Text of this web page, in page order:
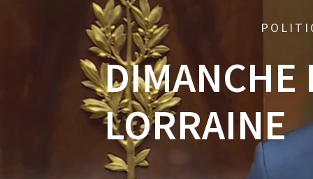
DIMANCHE
LORRAINE